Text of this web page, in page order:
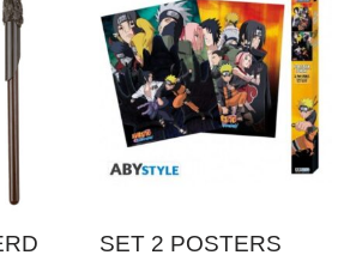
SET 2 POSTERS